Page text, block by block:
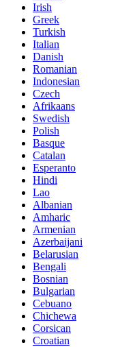
Irish
Greek
Turkish
Italian
Danish
Romanian
Indonesian
Czech
Afrikaans
Swedish
Polish
Basque
Catalan
Esperanto
Hindi
Lao
Albanian
Amharic
Armenian
Azerbaijani
Belarusian
Bengali
Bosnian
Bulgarian
Cebuano
Chichewa
Corsican
Croatian